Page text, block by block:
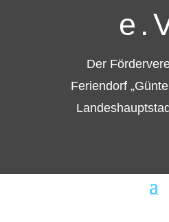
Der
Feriendorf